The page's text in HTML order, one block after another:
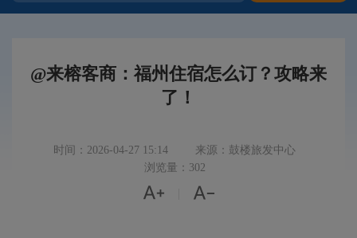
@来榕客商：福州住宿怎么订？攻略来
了！
时间：2026-04-27 15:14
来源：鼓楼旅发中心
浏览量：302
 